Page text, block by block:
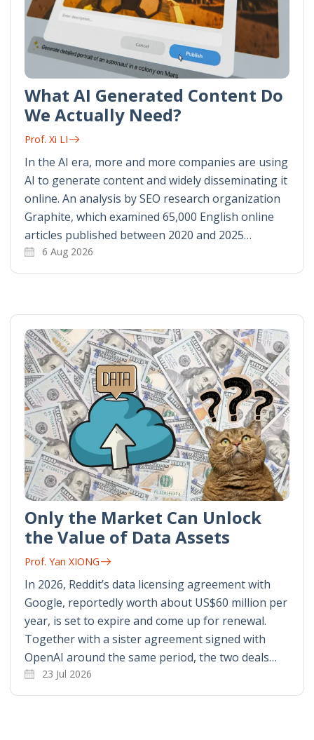
What AI Generated Content Do
We Actually Need?
Prof. Xi LI
In the AI era, more and more companies are using
AI to generate content and widely disseminating it
online. An analysis by SEO research organization
Graphite, which examined 65,000 English online
articles published between 2020 and 2025…
6 Aug 2026
Only the Market Can Unlock
the Value of Data Assets
Prof. Yan XIONG
In 2026, Reddit’s data licensing agreement with
Google, reportedly worth about US$60 million per
year, is set to expire and come up for renewal.
Together with a sister agreement signed with
OpenAI around the same period, the two deals…
23 Jul 2026